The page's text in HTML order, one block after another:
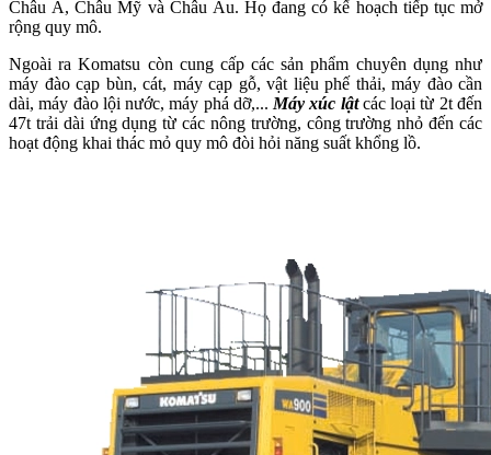
Châu Á, Châu Mỹ và Châu Âu. Họ đang có kế hoạch tiếp tục mở
rộng quy mô.
Ngoài ra Komatsu còn cung cấp các sản phẩm chuyên dụng như
máy đào cạp bùn, cát, máy cạp gỗ, vật liệu phế thải, máy đào cần
dài, máy đào lội nước, máy phá dỡ,... Máy xúc lậtcác loại từ 2t đến
47t trải dài ứng dụng từ các nông trường, công trường nhỏ đến các
hoạt động khai thác mỏ quy mô đòi hỏi năng suất khổng lồ.